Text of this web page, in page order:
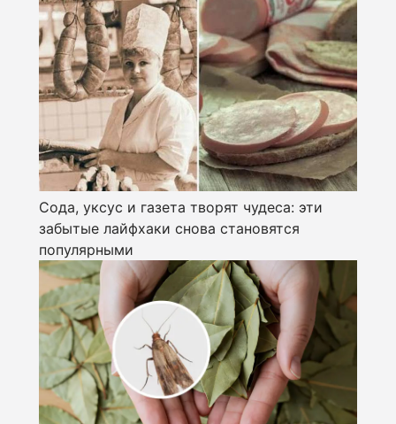
Сода, уксус и газета творят чудеса: эти
забытые лайфхаки снова становятся
популярными